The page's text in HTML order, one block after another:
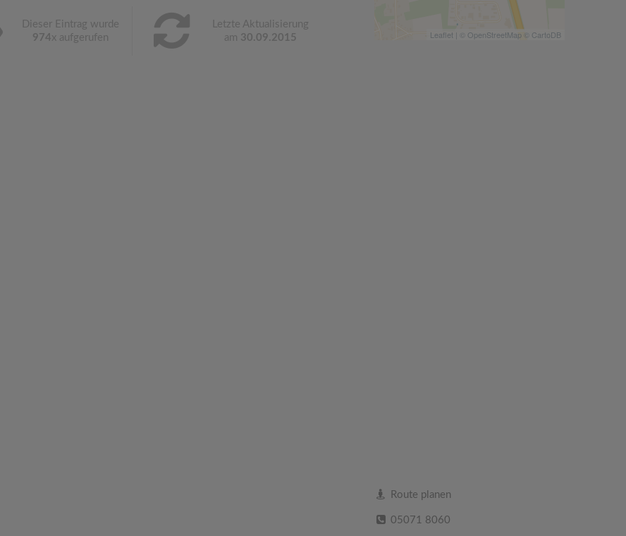
Dieser Eintrag wurde
974x aufgerufen
Letzte Aktualisierung
am 30.09.2015 Leaflet | © OpenStreetMap © CartoDB
Route planen
05071 8060